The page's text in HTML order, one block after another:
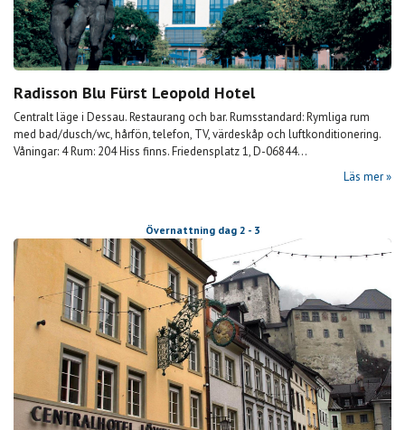
Radisson Blu Fürst Leopold Hotel
Centralt läge i Dessau. Restaurang och bar. Rumsstandard: Rymliga rum
med bad/dusch/wc, hårfön, telefon, TV, värdeskåp och luftkonditionering.
Våningar: 4 Rum: 204 Hiss finns. Friedensplatz 1, D-06844...
Läs mer
Övernattning dag 2 - 3